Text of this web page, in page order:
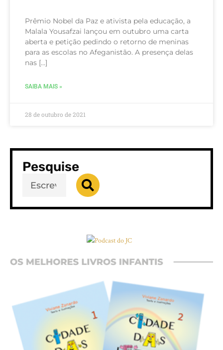
Prêmio Nobel da Paz e ativista pela educação, a
Malala Yousafzai lançou em outubro uma carta
aberta e petição pedindo o retorno de meninas
para as escolas no Afeganistão. A presença delas
nas […]
SAIBA MAIS »
28 de outubro de 2021
Pesquise